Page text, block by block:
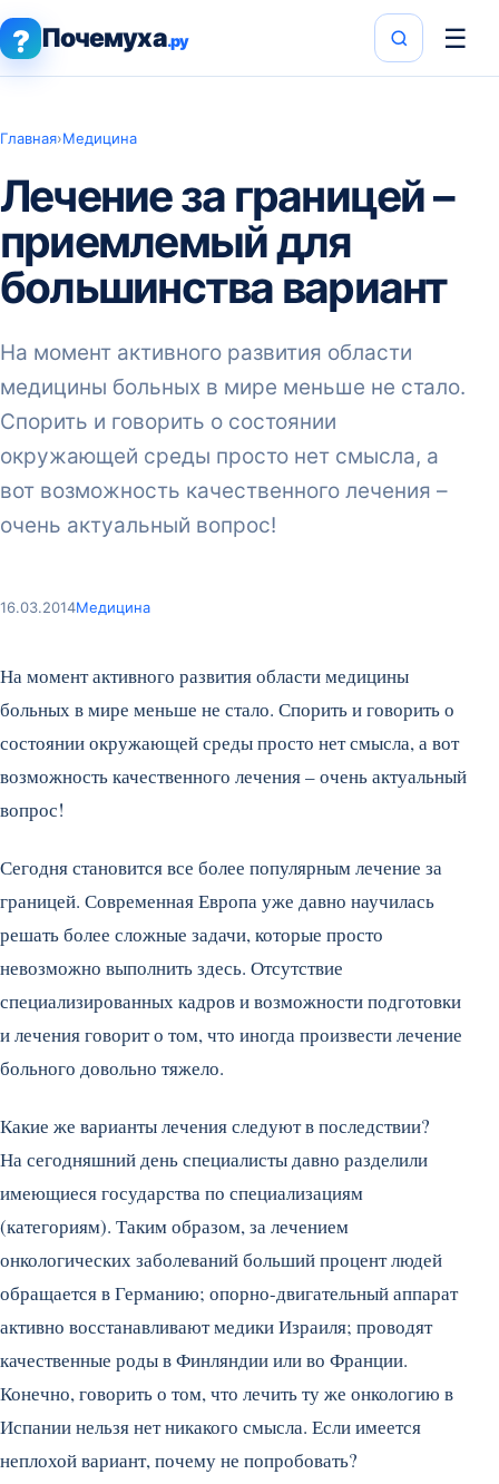
? Почемуха.ру ☰
Главная›Медицина
Лечение за границей –
приемлемый для
большинства вариант
На момент активного развития области
медицины больных в мире меньше не стало.
Спорить и говорить о состоянии
окружающей среды просто нет смысла, а
вот возможность качественного лечения –
очень актуальный вопрос!
16.03.2014Медицина
На момент активного развития области медицины
больных в мире меньше не стало. Спорить и говорить о
состоянии окружающей среды просто нет смысла, а вот
возможность качественного лечения – очень актуальный
вопрос!
Сегодня становится все более популярным лечение за
границей. Современная Европа уже давно научилась
решать более сложные задачи, которые просто
невозможно выполнить здесь. Отсутствие
специализированных кадров и возможности подготовки
и лечения говорит о том, что иногда произвести лечение
больного довольно тяжело.
Какие же варианты лечения следуют в последствии?
На сегодняшний день специалисты давно разделили
имеющиеся государства по специализациям
(категориям). Таким образом, за лечением
онкологических заболеваний больший процент людей
обращается в Германию; опорно-двигательный аппарат
активно восстанавливают медики Израиля; проводят
качественные роды в Финляндии или во Франции.
Конечно, говорить о том, что лечить ту же онкологию в
Испании нельзя нет никакого смысла. Если имеется
неплохой вариант, почему не попробовать?